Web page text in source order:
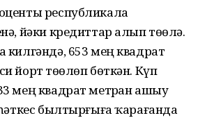
республикала
йәки кредиттар алып төҙөлә.
килгәндә, 653 мең квадрат
йорт төҙөлөп бөткән. Күп
мең квадрат метрҙан ашыу
былтырғыға ҡарағанда